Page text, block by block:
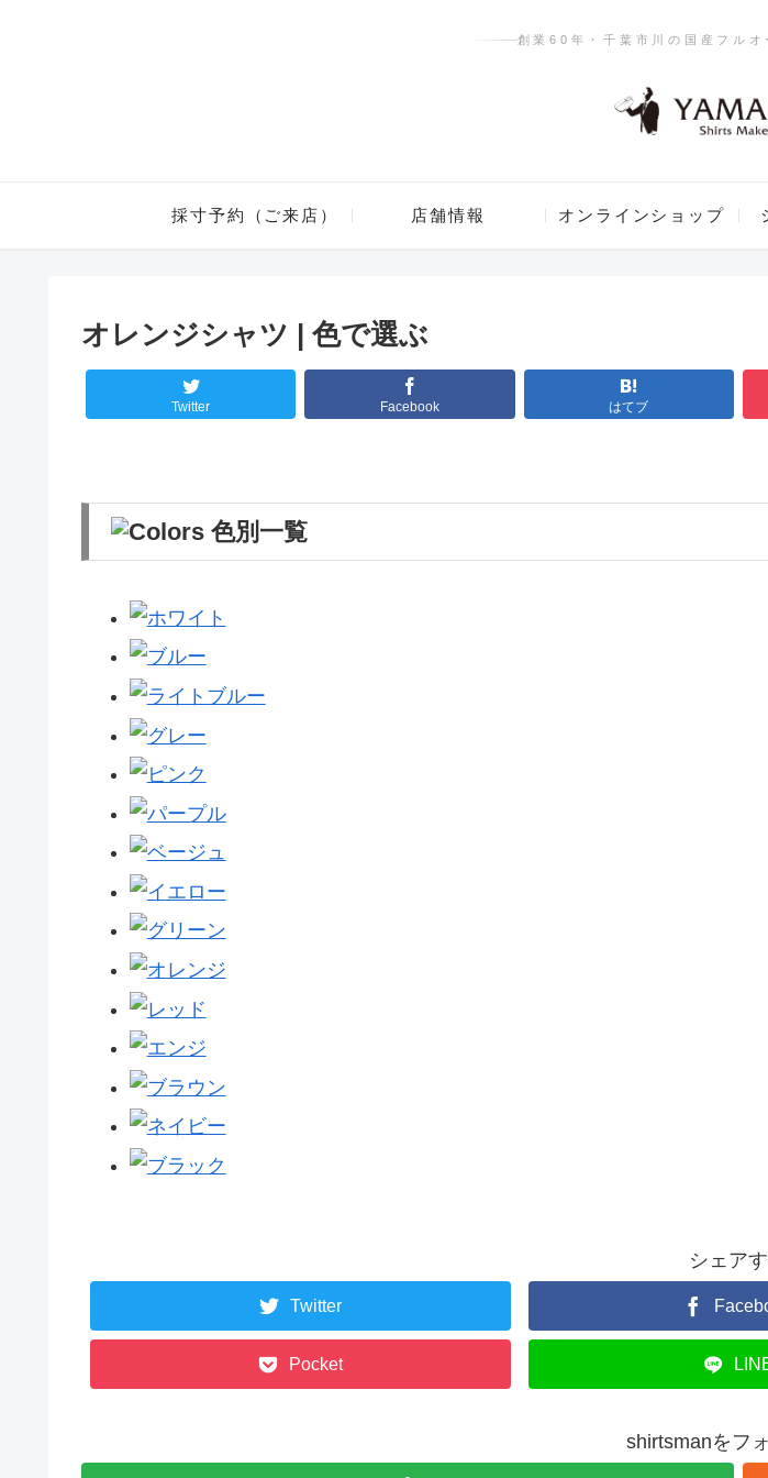
創業60年・千葉市川の国産フル
採寸予約（ご来店） 店舗情報 オンラインショップ
オレンジシャツ | 色で選ぶ
Twitter Facebook はてブ
シェア
Twitter
Pocket
shirtsmanをフ